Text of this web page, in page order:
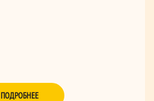
ПОДРОБНЕЕ